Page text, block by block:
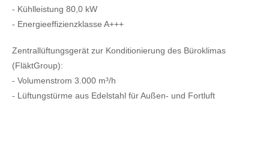
- Kühlleistung 80,0 kW
- Energieeffizienzklasse A+++
Zentrallüftungsgerät zur Konditionierung des Büroklimas
(FläktGroup):
- Volumenstrom 3.000 m³/h
- Lüftungstürme aus Edelstahl für Außen- und Fortluft